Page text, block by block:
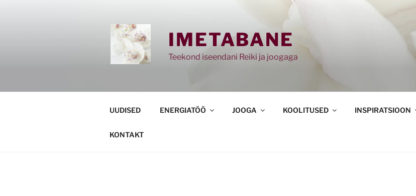
IMETABANE
Teekond iseendani Reiki ja joogaga
UUDISED ENERGIATÖÖ JOOGA KOOLITUSED INSPIRATSIOON
KONTAKT